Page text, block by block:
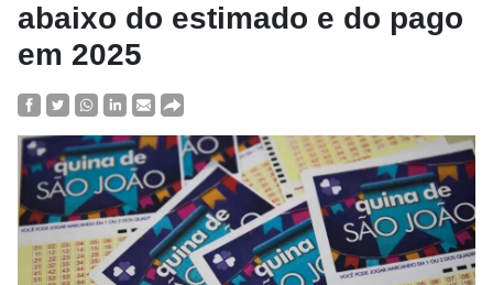
abaixo do estimado e do pago
em 2025